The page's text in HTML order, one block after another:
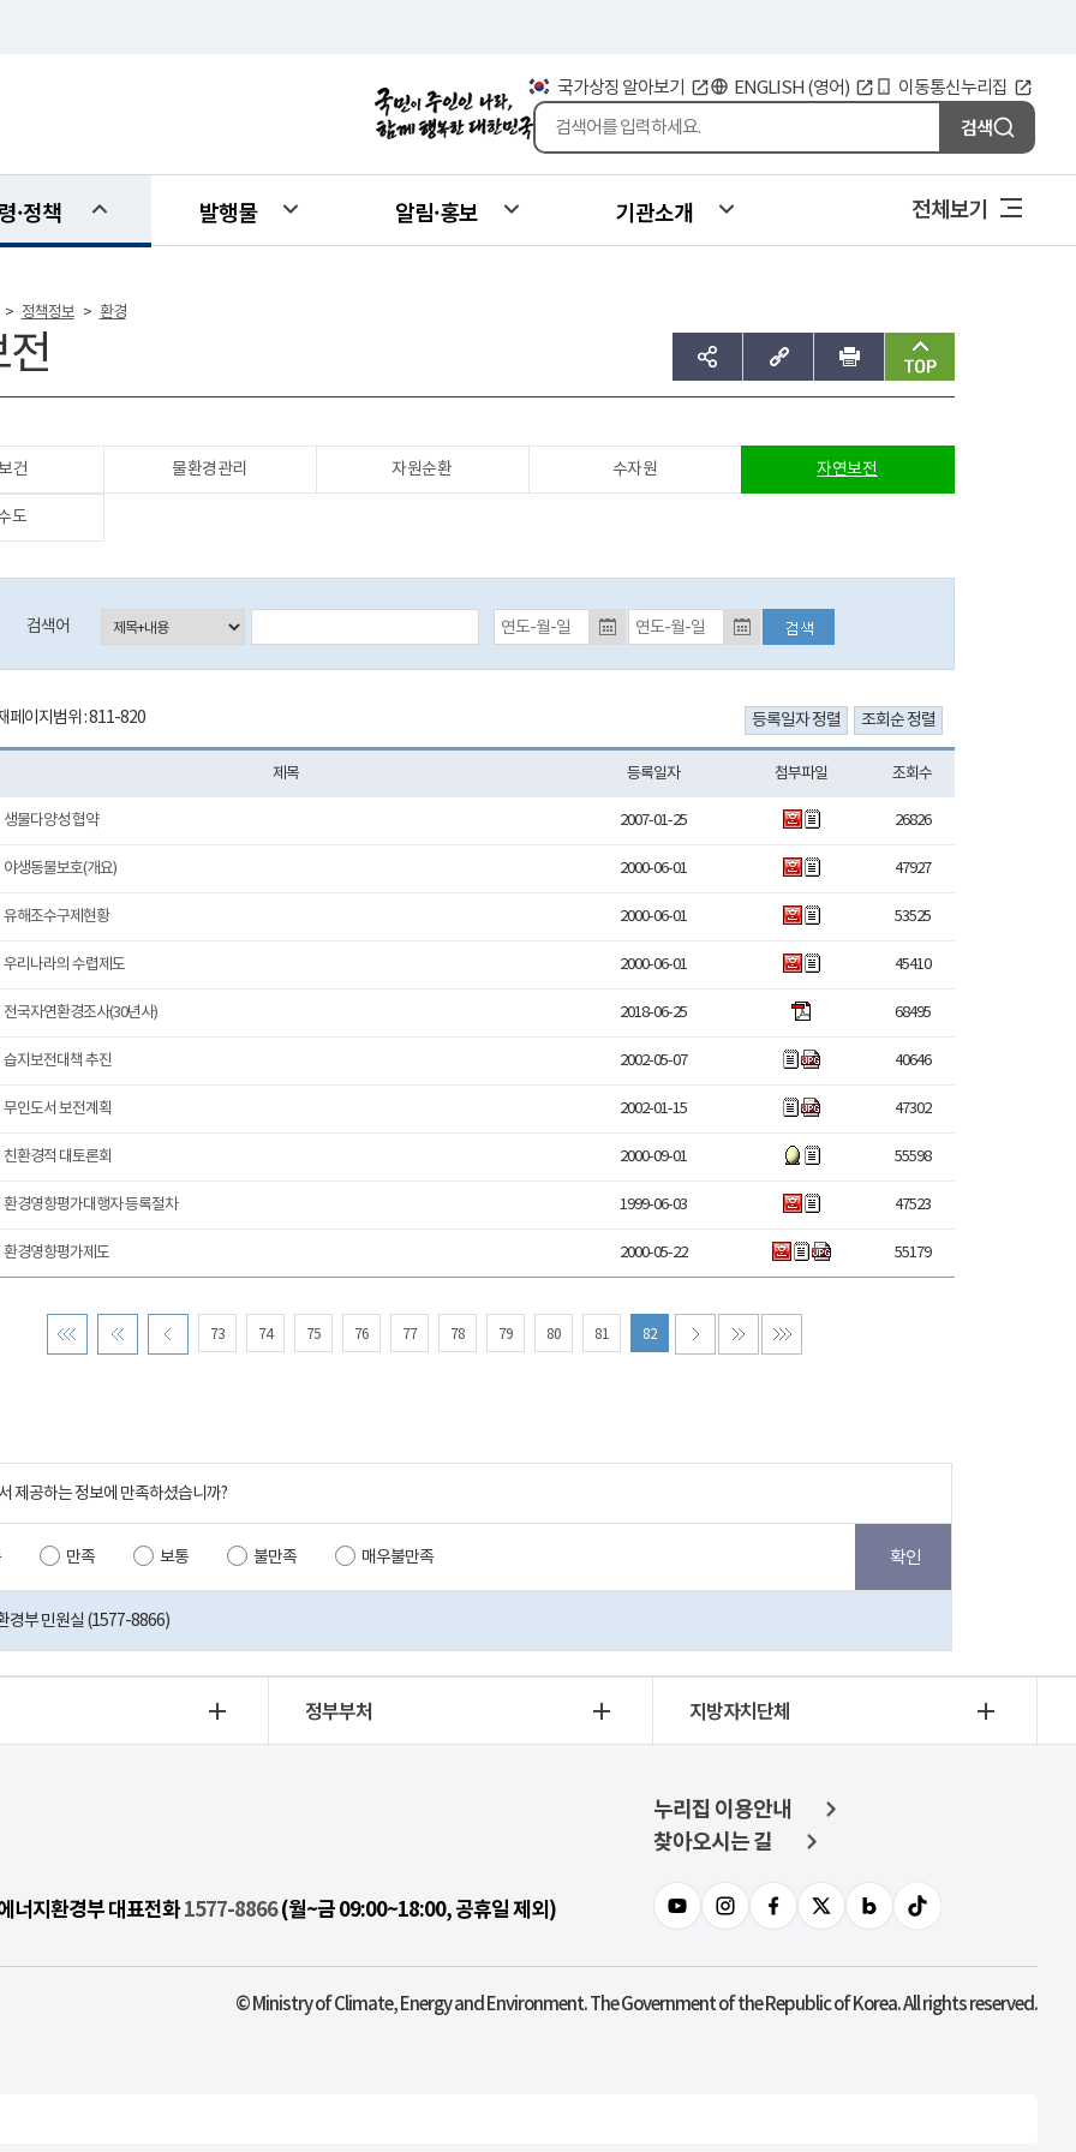
국가상징 알아보기 ENGLISH (영어) 이동통신누리집
검색
·정책 발행물 알림·홍보 기관소개 전체보기
> 정책정보 > 환경
sns공유하기 주소복사 인쇄 맨위로
건 물환경관리 자원순환 수자원 자연보전
도
검색어
등록일자 검색 시작일 (입력예시:2017-01-01) 등록일자 검색 종료일 (입력예시:2017-01-01)
페이지범위 : 811-820
제목 등록일자 첨부파일 조회수
생물다양성 협약 2007-01-25 26826
야생동물보호(개요) 2000-06-01 47927
유해조수구제현황 2000-06-01 53525
우리나라의 수렵제도 2000-06-01 45410
전국자연환경조사(30년사) 2018-06-25 68495
습지보전대책 추진 2002-05-07 40646
무인도서 보전계획 2002-01-15 47302
친환경적 대토론회 2000-09-01 55598
환경영향평가대행자 등록절차 1999-06-03 47523
환경영향평가제도 2000-05-22 55179
73 74 75 76 77 78 79 80 81 82
제공하는 정보에 만족하셨습니까?
만족 보통 불만족 매우불만족
경부 민원실 (1577-8866)
정부부처 지방자치단체
너지환경부 대표전화1577-8866(월~금 09:00~18:00, 공휴일 제외)
누리집 이용안내
찾아오시는 길
© Ministry of Climate, Energy and Environment. The Government of the Republic of Korea. All rights reserved.